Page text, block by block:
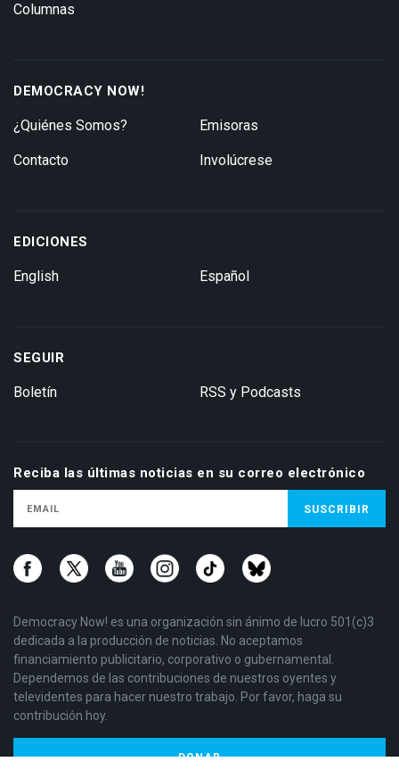
Columnas
DEMOCRACY NOW!
¿Quiénes Somos?
Contacto
Emisoras
Involúcrese
EDICIONES
English Español
SEGUIR
Boletín RSS y Podcasts
Reciba las últimas noticias en su correo electrónico
Democracy Now! es una organización sin ánimo de lucro 501(c)3
dedicada a la producción de noticias. No aceptamos
financiamiento publicitario, corporativo o gubernamental.
Dependemos de las contribuciones de nuestros oyentes y
televidentes para hacer nuestro trabajo. Por favor, haga su
contribución hoy.
DONAR